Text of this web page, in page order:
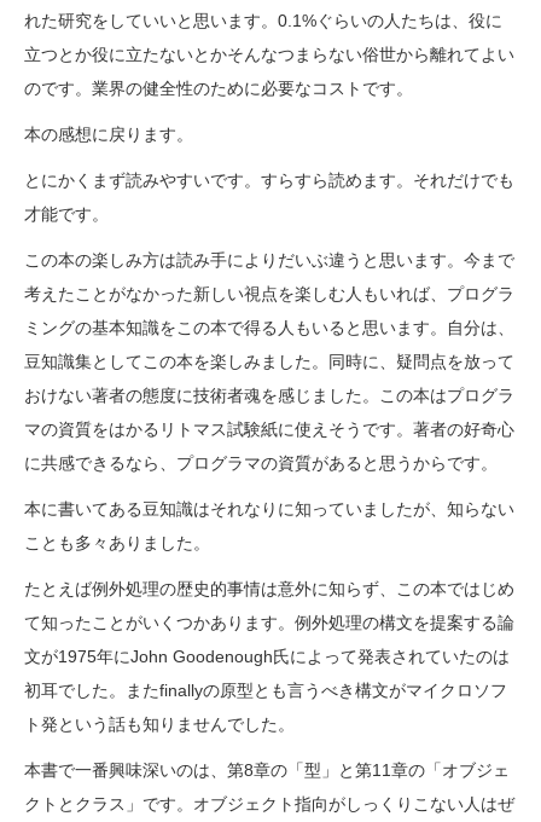
れた研究をしていいと思います。0.1%ぐらいの人たちは、役に
立つとか役に立たないとかそんなつまらない俗世から離れてよい
のです。業界の健全性のために必要なコストです。
本の感想に戻ります。
とにかくまず読みやすいです。すらすら読めます。それだけでも
才能です。
この本の楽しみ方は読み手によりだいぶ違うと思います。今まで
考えたことがなかった新しい視点を楽しむ人もいれば、プログラ
ミングの基本知識をこの本で得る人もいると思います。自分は、
豆知識集としてこの本を楽しみました。同時に、疑問点を放って
おけない著者の態度に技術者魂を感じました。この本はプログラ
マの資質をはかるリトマス試験紙に使えそうです。著者の好奇心
に共感できるなら、プログラマの資質があると思うからです。
本に書いてある豆知識はそれなりに知っていましたが、知らない
ことも多々ありました。
たとえば例外処理の歴史的事情は意外に知らず、この本ではじめ
て知ったことがいくつかあります。例外処理の構文を提案する論
文が1975年にJohn Goodenough氏によって発表されていたのは
初耳でした。またfinallyの原型とも言うべき構文がマイクロソフ
ト発という話も知りませんでした。
本書で一番興味深いのは、第8章の「型」と第11章の「オブジェ
クトとクラス」です。オブジェクト指向がしっくりこない人はぜ